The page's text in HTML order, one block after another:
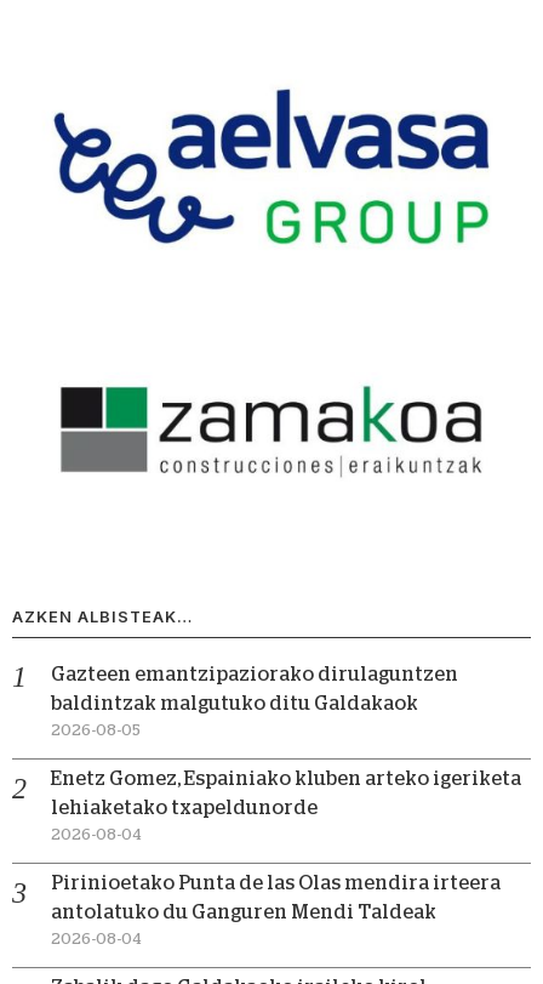
AZKEN ALBISTEAK…
Gazteen emantzipaziorako dirulaguntzen
baldintzak malgutuko ditu Galdakaok
2026-08-05
Enetz Gomez, Espainiako kluben arteko igeriketa
lehiaketako txapeldunorde
2026-08-04
Pirinioetako Punta de las Olas mendira irteera
antolatuko du Ganguren Mendi Taldeak
2026-08-04